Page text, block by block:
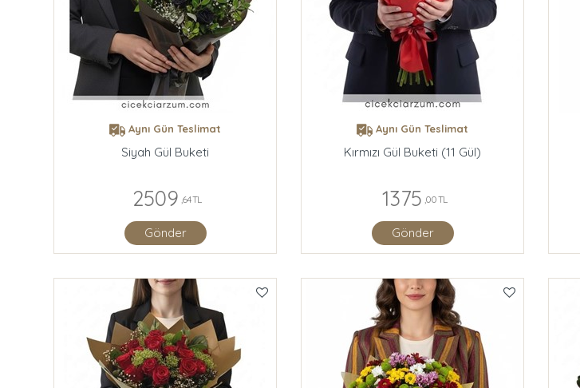
Aynı Gün Teslimat
Siyah Gül Buketi
2509 ,64 TL
Gönder
Aynı Gün Teslimat
Kırmızı Gül Buketi (11 Gül)
1375 ,00 TL
Gönder